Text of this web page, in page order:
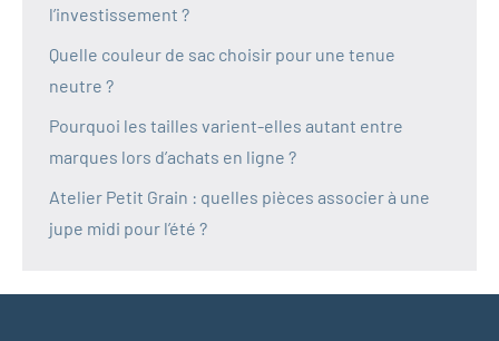
l’investissement ?
Quelle couleur de sac choisir pour une tenue
neutre ?
Pourquoi les tailles varient-elles autant entre
marques lors d’achats en ligne ?
Atelier Petit Grain : quelles pièces associer à une
jupe midi pour l’été ?